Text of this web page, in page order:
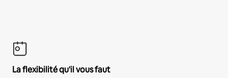
La flexibilité qu'il vous faut